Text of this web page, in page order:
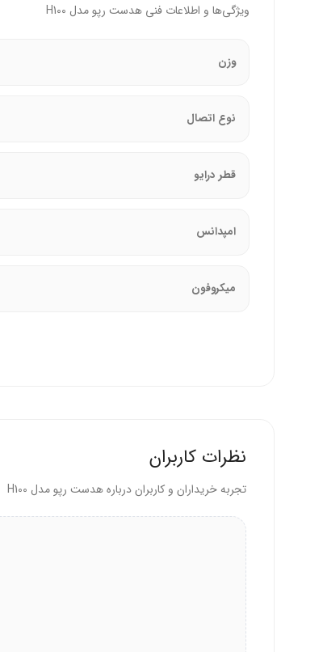
مداوم است. برند رپو با تمرکز بر کیفیت و
این هدست برای چه کسانی مناسب است؟
گیمرهای مبتدی که کیفیت صدا و میکروفون را
ویژگی‌ها و اطلاعات فنی هدست رپو مدل H100
وزن
نوع اتصال
قطر درایو
امپدانس
میکروفون
نظرات کاربران
تجربه خریداران و کاربران درباره هدست رپو مدل H100